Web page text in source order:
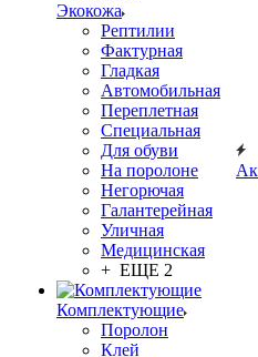
Экокожа
Рептилии
Фактурная
Гладкая
Автомобильная
Переплетная
Специальная
Для обуви
На поролоне
Негорючая
Галантерейная
Уличная
Медицинская
+ ЕЩЕ 2
Комплектующие
Поролон
Клей